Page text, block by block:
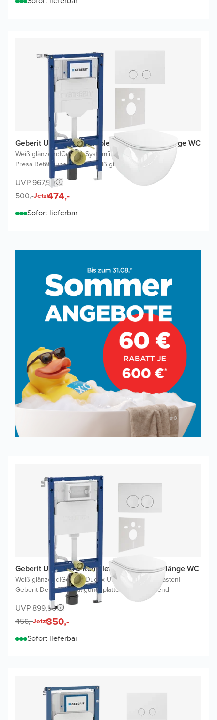
Geberit UP320 WC Komplettset mit Waldo Hänge WC
Weiß glänzend|Geberit Systemfix UP320 Spülkasten
Presa Betätigungsplatten Weiß glänzend
UVP 967,90
500,-Jetzt474,-
Sofort lieferbar
Geberit UP100 WC Komplettset mit Waldo Hänge WC
Weiß glänzend|Geberit Duofix UP100 Delta Spülkasten|
Geberit Delta 25 Betätigungsplatten Weiß glänzend
UVP 899,90
456,-Jetzt350,-
Sofort lieferbar